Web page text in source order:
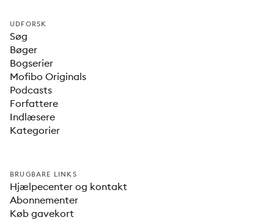
UDFORSK
Søg
Bøger
Bogserier
Mofibo Originals
Podcasts
Forfattere
Indlæsere
Kategorier
BRUGBARE LINKS
Hjælpecenter og kontakt
Abonnementer
Køb gavekort